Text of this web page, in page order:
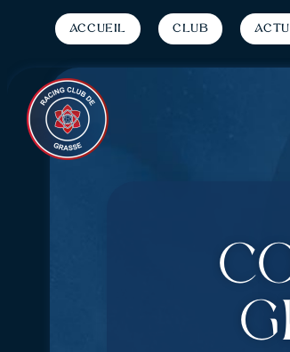
Accueil Club